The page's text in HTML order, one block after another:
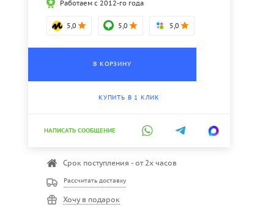
Работаем с 2012-го года
5,0 5,0 5,0
В КОРЗИНУ
КУПИТЬ В 1 КЛИК
НАПИСАТЬ СООБЩЕНИЕ
Срок поступления - от 2х часов
Рассчитать доставку
Хочу в подарок